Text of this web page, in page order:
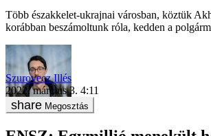
Több északkelet-ukrajnai városban, köztük
korábban beszámoltunk róla, kedden a
Szurovecz Illés
2022. március 3. 4:11
Megosztás